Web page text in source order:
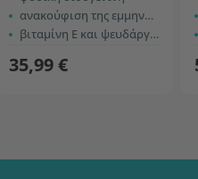
ανακούφιση της εμμηνόπαυσης
βιταμίνη Ε και ψευδάργυρος
35,99 €